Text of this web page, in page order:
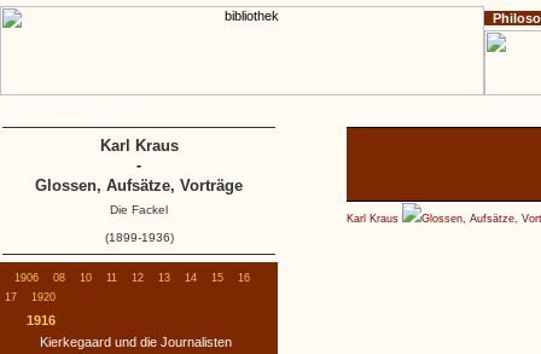
Karl Kraus Glossen, Aufsätze,
1906 08 10 11 12 13 14 15
16
17
1920
1916
Kierkegaard und die Journalisten
Karl Kraus
-
Glossen, Aufsätze, Vorträge
Die Fackel
(1899-1936)